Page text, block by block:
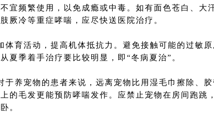
宜频繁使用，以免成瘾或中毒。如有面色苍白、大
厥冷等重症哮喘，应尽快送医院治疗。
育活动，提高机体抵抗力。避免接触可能的过敏原
夏季着手治疗要比较明显，即“冬病夏治”。
养宠物的患者来说，远离宠物比用湿毛巾擦除、胶
的毛发更能预防哮喘发作。应禁止宠物在房间跑跳
。